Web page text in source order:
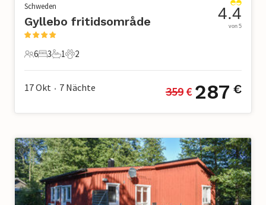
Schweden
Gyllebo fritidsområde
6 Gäste
6
3 Schlafzimmer
3
1 Badezimmer
1
2 Haustiere
2
4.4
von 5
17 Okt • 7 Nächte 359 € 287 €